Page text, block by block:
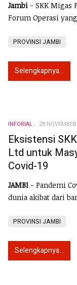
Jambi - SKK Migas
Forum Operasi
PROVINSI JAMBI
Selengkapnya...
INFORIAL 28
Eksistensi
Ltd untuk
Covid-19
JAMBI - Pandemi
dunia akibat dari
PROVINSI JAMBI
Selengkapnya...